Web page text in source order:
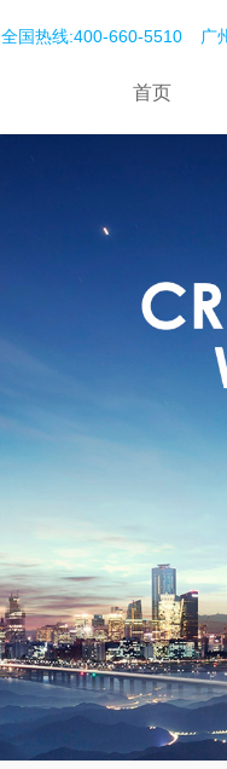
全国热线:400-660-5510 广
首页